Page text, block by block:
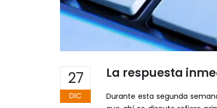
27
DIC
La respuesta
Durante esta segunda